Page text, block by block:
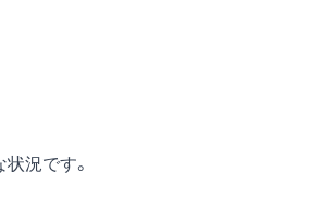
況です。